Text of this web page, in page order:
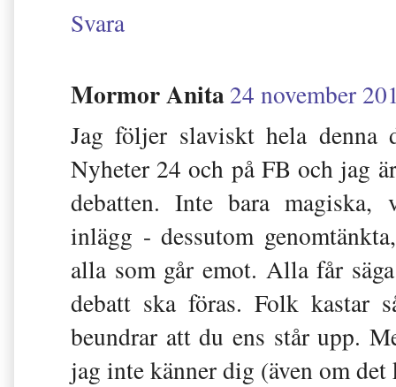
Svara
Mormor Anita24 november
Jag följer slaviskt hela denna
Nyheter 24 och på FB och jag
debatten. Inte bara magiska,
inlägg - dessutom
alla som går emot. Alla får
debatt ska föras. Folk
beundrar att du ens står upp.
jag inte känner dig (även om